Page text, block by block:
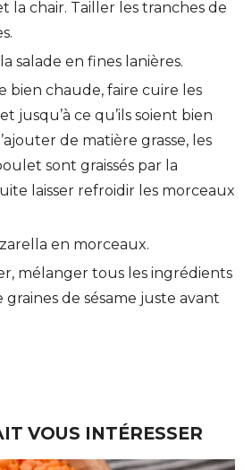
la chair. Tailler les tranches de
salade en fines lanières.
bien chaude, faire cuire les
jusqu’à ce qu’ils soient bien
de matière grasse, les
sont graissés par la
laisser refroidir les morceaux
en morceaux.
mélanger tous les ingrédients
de sésame juste avant
VOUS INTÉRESSER